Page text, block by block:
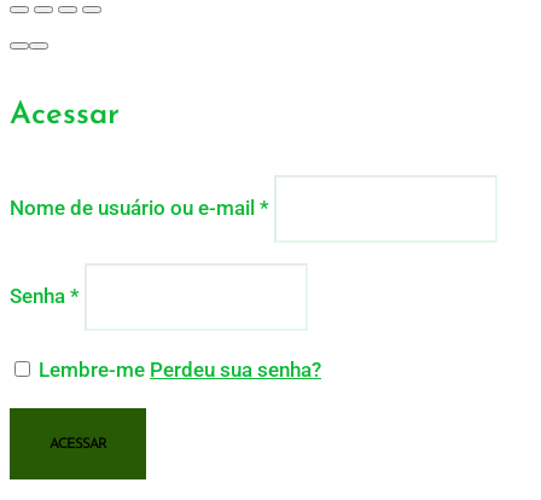
Acessar
Nome de usuário ou e-mail *
Senha *
Lembre-me Perdeu sua senha?
ACESSAR